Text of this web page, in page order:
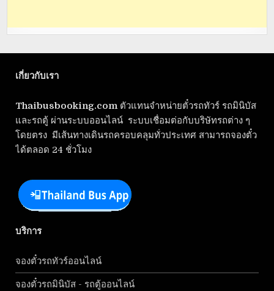
เกี่ยวกับเรา
Thaibusbooking.com ตัวแทนจำหน่ายตั๋วรถทัวร์ รถมินิบัส
และรถตู้ ผ่านระบบออนไลน์ ระบบเชื่อมต่อกับบริษัทรถต่าง ๆ
โดยตรง มีเส้นทางเดินรถครอบคลุมทั่วประเทศ สามารถจองตั๋ว
ได้ตลอด 24 ชั่วโมง
บริการ
จองตั๋วรถทัวร์ออนไลน์
จองตั๋วรถมินิบัส - รถตู้ออนไลน์